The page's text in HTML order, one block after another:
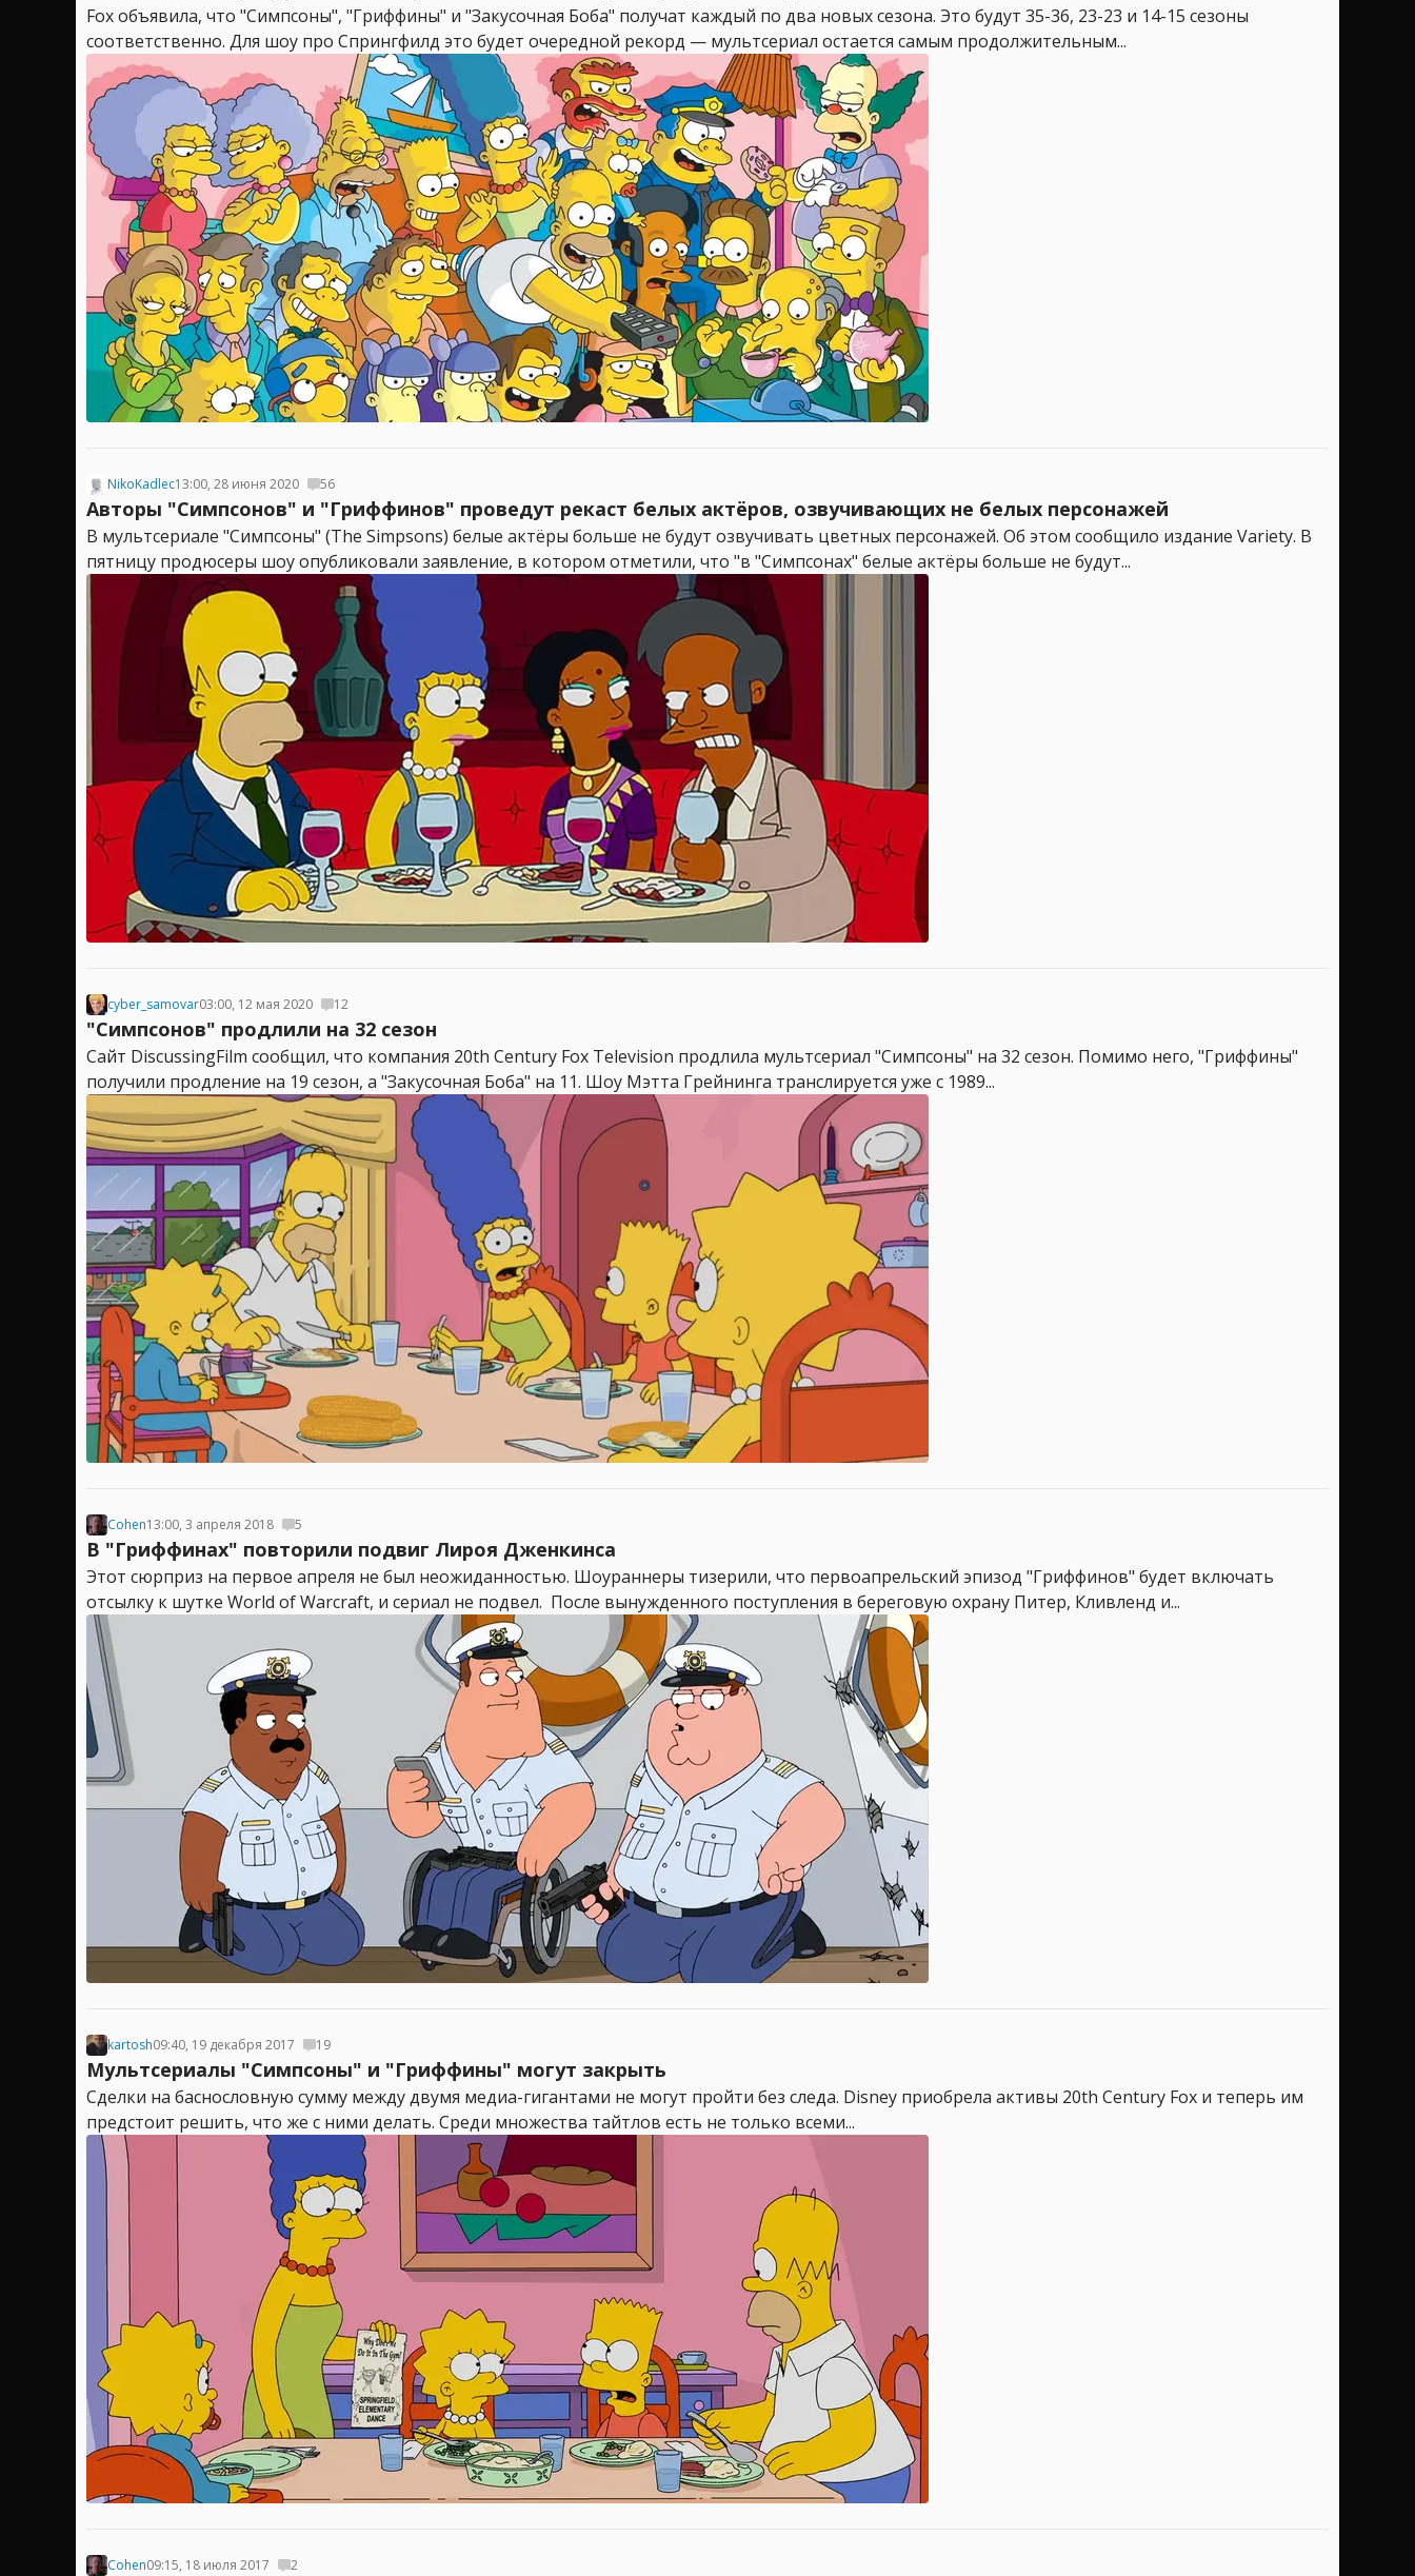
Fox объявила, что "Симпсоны", "Гриффины" и "Закусочная Боба" получат каждый по два новых сезона. Это будут 35-36, 23-23 и 14-15 сезоны
соответственно. Для шоу про Спрингфилд это будет очередной рекорд — мультсериал остается самым продолжительным...
NikoKadlec13:00, 28 июня 2020 56
Авторы "Симпсонов" и "Гриффинов" проведут рекаст белых актёров, озвучивающих не белых персонажей
В мультсериале "Симпсоны" (The Simpsons) белые актёры больше не будут озвучивать цветных персонажей. Об этом сообщило издание Variety. В
пятницу продюсеры шоу опубликовали заявление, в котором отметили, что "в "Симпсонах" белые актёры больше не будут...
cyber_samovar03:00, 12 мая 2020 12
"Симпсонов" продлили на 32 сезон
Сайт DiscussingFilm сообщил, что компания 20th Century Fox Television продлила мультсериал "Симпсоны" на 32 сезон. Помимо него, "Гриффины"
получили продление на 19 сезон, а "Закусочная Боба" на 11. Шоу Мэтта Грейнинга транслируется уже с 1989...
Cohen13:00, 3 апреля 2018 5
В "Гриффинах" повторили подвиг Лироя Дженкинса
Этот сюрприз на первое апреля не был неожиданностью. Шоураннеры тизерили, что первоапрельский эпизод "Гриффинов" будет включать
отсылку к шутке World of Warcraft, и сериал не подвел. После вынужденного поступления в береговую охрану Питер, Кливленд и...
kartosh09:40, 19 декабря 2017 19
Мультсериалы "Симпсоны" и "Гриффины" могут закрыть
Сделки на баснословную сумму между двумя медиа-гигантами не могут пройти без следа. Disney приобрела активы 20th Century Fox и теперь им
предстоит решить, что же с ними делать. Среди множества тайтлов есть не только всеми...
Cohen09:15, 18 июля 2017 2